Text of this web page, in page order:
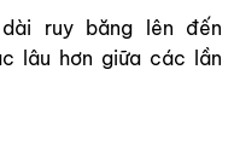
ruy băng lên đến
lâu hơn giữa các lần